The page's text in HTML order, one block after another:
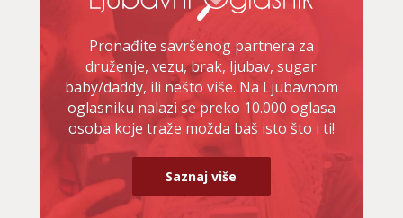
Pronađite savršenog partnera za
druženje, vezu, brak, ljubav, sugar
baby/daddy, ili nešto više. Na Ljubavnom
oglasniku nalazi se preko 10.000 oglasa
osoba koje traže možda baš isto što i ti!
Saznaj više